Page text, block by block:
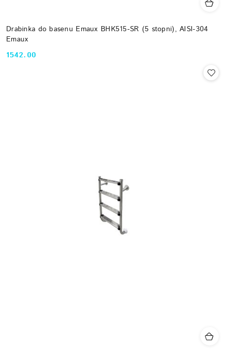
Drabinka do basenu Emaux BHK515-SR (5 stopni), AISI-304
Emaux
Cena:
1542.00